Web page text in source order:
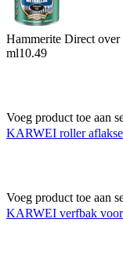
Hammerite Direct over
ml10.49
Voeg product toe aan
KARWEI roller
Voeg product toe aan
KARWEI verfbak